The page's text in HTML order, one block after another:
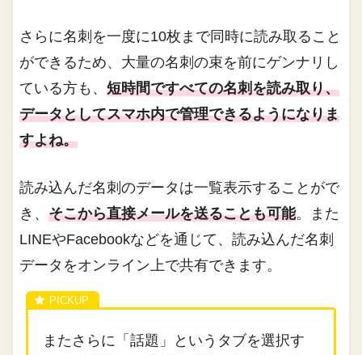
さらに名刺を一度に10枚まで同時に読み取ること
ができるため、大量の名刺の束を前にゲンナリし
ている方も、短時間ですべての名刺を読み取り、
データとしてスマホ内で管理できるようになりま
すよね。
読み込んだ名刺のデータは一覧表示することがで
き、そこから直接メールを送ることも可能。また
LINEやFacebookなどを通じて、読み込んだ名刺
データをオンライン上で共有できます。
またさらに「話題」というタブを選択す